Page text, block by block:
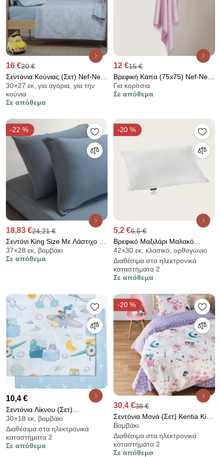
16 €20 €
Σεντόνια Κούνιας (Σετ) Nef-Nef
Homeware Baby Super Boy
30×27 εκ, για αγόρια, για την
κούνια
Σε απόθεμα
12 €15 €
Βρεφική Κάπα (75x75) Nef-Nef
Homeware Cute &amp; Sweet
Για κορίτσια
Σε απόθεμα
-22 %
18,83 €24,21 €
Σεντόνι King Size Με Λάστιχο +
Μαξιλαροθήκες (Σετ) Melinen
Jersey Denim
37×28 εκ, βαμβάκι
Σε απόθεμα
-20 %
5,2 €6,5 €
Βρεφικό Μαξιλάρι Μαλακό
(30x40) La Luna My First Pillow
Σιλικόνης
42×30 εκ, κλασικό, ορθογώνιο
Διαθέσιμα στα ηλεκτρονικά
καταστήματα 2
Σε απόθεμα
10,4 €
Σεντόνια Λίκνου (Σετ)
Greenwich Polo Club Baby 8866
30×18 εκ, βαμβάκι
Διαθέσιμα στα ηλεκτρονικά
καταστήματα 2
Σε απόθεμα
-20 %
30,4 €38 €
Σεντόνια Μονά (Σετ) Kentia Kids
Sirin
Βαμβάκι
Διαθέσιμα στα ηλεκτρονικά
καταστήματα 2
Σε απόθεμα